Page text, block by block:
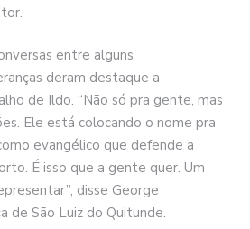
entre alguns
deram destaque a
de Ildo. “Não só pra gente, mas
Ele está colocando o nome pra
evangélico que defende a
É isso que a gente quer. Um
disse George
de São Luiz do Quitunde.